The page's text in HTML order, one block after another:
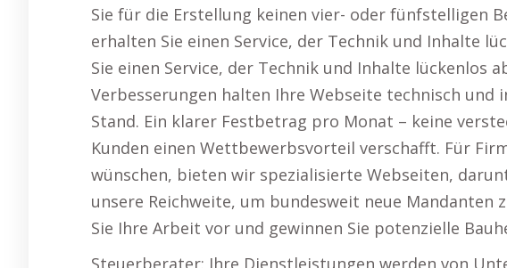
Sie für die Erstellung keinen vier- oder fünfstelligen
erhalten Sie einen Service, der Technik und Inhalte
Sie einen Service, der Technik und Inhalte lückenlos
Verbesserungen halten Ihre Webseite technisch und
Stand. Ein klarer Festbetrag pro Monat – keine
Kunden einen Wettbewerbsvorteil verschafft. Für
wünschen, bieten wir spezialisierte Webseiten,
unsere Reichweite, um bundesweit neue Mandanten
Sie Ihre Arbeit vor und gewinnen Sie potenzielle